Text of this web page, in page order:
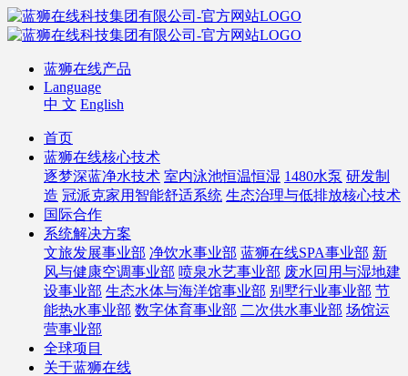
蓝狮在线产品
Language
中 文 English
首页
蓝狮在线核心技术
逐梦深蓝净水技术 室内泳池恒温恒湿 1480水泵 研发制
造 冠派克家用智能舒适系统 生态治理与低排放核心技术
国际合作
系统解决方案
文旅发展事业部 净饮水事业部 蓝狮在线SPA事业部 新
风与健康空调事业部 喷泉水艺事业部 废水回用与湿地建
设事业部 生态水体与海洋馆事业部 别墅行业事业部 节
能热水事业部 数字体育事业部 二次供水事业部 场馆运
营事业部
全球项目
关于蓝狮在线